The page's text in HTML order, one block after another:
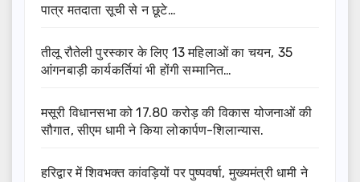
पात्र मतदाता सूची से न छूटे…
तीलू रौतेली पुरस्कार के लिए 13 महिलाओं का चयन, 35
आंगनबाड़ी कार्यकर्तियां भी होंगी सम्मानित…
मसूरी विधानसभा को 17.80 करोड़ की विकास योजनाओं की
सौगात, सीएम धामी ने किया लोकार्पण-शिलान्यास.
हरिद्वार में शिवभक्त कांवड़ियों पर पुष्पवर्षा, मुख्यमंत्री धामी ने